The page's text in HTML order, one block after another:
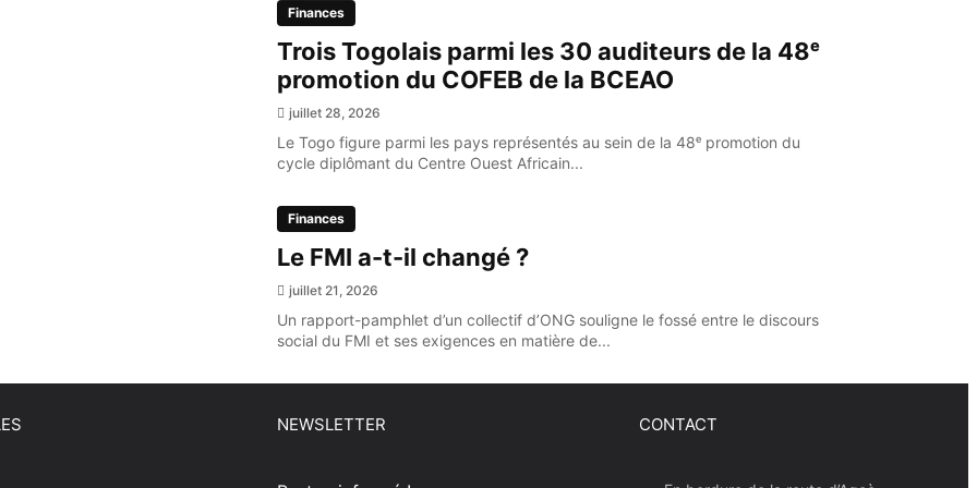
Finances
Trois Togolais parmi les 30 auditeurs de la 48ᵉ
promotion du COFEB de la BCEAO
juillet 28, 2026
Le Togo figure parmi les pays représentés au sein de la 48ᵉ promotion du
cycle diplômant du Centre Ouest Africain...
Finances
Le FMI a-t-il changé ?
juillet 21, 2026
Un rapport-pamphlet d’un collectif d’ONG souligne le fossé entre le discours
social du FMI et ses exigences en matière de...
NEWSLETTER CONTACT